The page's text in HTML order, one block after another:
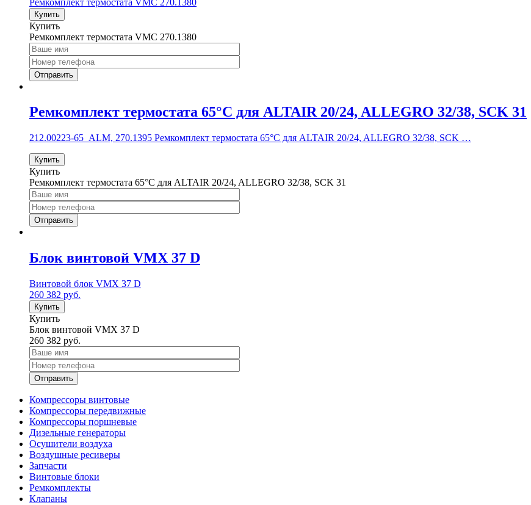
Купить
Купить
Ремкомплект термостата VMC 270.1380
Ремкомплект термостата 65°C для ALTAIR 20/24, ALLEGRO 32/38, SCK 31
212.00223-65_ALM, 270.1395 Ремкомплект термостата 65°C для ALTAIR 20/24, ALLEGRO 32/38, SCK …
Купить
Купить
Ремкомплект термостата 65°C для ALTAIR 20/24, ALLEGRO 32/38, SCK 31
Блок винтовой VMX 37 D
Винтовой блок VMX 37 D
260 382 руб.
Купить
Купить
Блок винтовой VMX 37 D
260 382 руб.
Компрессоры винтовые
Компрессоры передвижные
Компрессоры поршневые
Дизельные генераторы
Осушители воздуха
Воздушные ресиверы
Запчасти
Винтовые блоки
Ремкомплекты
Клапаны